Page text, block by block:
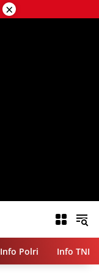
×
Info Polri Info TNI